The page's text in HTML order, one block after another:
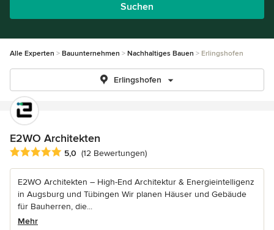
Suchen
Alle Experten Bauunternehmen Nachhaltiges Bauen Erlingshofen
Erlingshofen
E2WO Architekten
Durchschnittliche Bewertung: 5 von 5 Sternen
5,0 (12 Bewertungen)
E2WO Architekten – High-End Architektur & Energieintelligenz
in Augsburg und Tübingen Wir planen Häuser und Gebäude
für Bauherren, die...
Mehr